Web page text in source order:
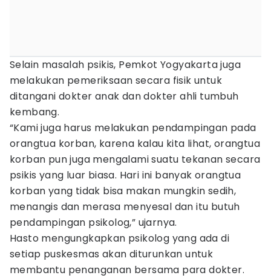
Selain masalah psikis, Pemkot Yogyakarta juga
melakukan pemeriksaan secara fisik untuk
ditangani dokter anak dan dokter ahli tumbuh
kembang.
“Kami juga harus melakukan pendampingan pada
orangtua korban, karena kalau kita lihat, orangtua
korban pun juga mengalami suatu tekanan secara
psikis yang luar biasa. Hari ini banyak orangtua
korban yang tidak bisa makan mungkin sedih,
menangis dan merasa menyesal dan itu butuh
pendampingan psikolog,” ujarnya.
Hasto mengungkapkan psikolog yang ada di
setiap puskesmas akan diturunkan untuk
membantu penanganan bersama para dokter.